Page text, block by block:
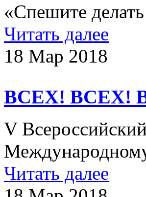
«Спешите
Читать далее
18 Мар 2018
ВСЕХ! ВСЕХ!
V
Читать далее